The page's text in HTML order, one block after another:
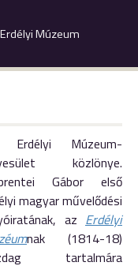
Erdélyi Múzeum
Erdélyi Múzeum-
közlönye.
Gábor első
magyar művelődési
az Erdélyi
nak (1814-18)
tartalmára